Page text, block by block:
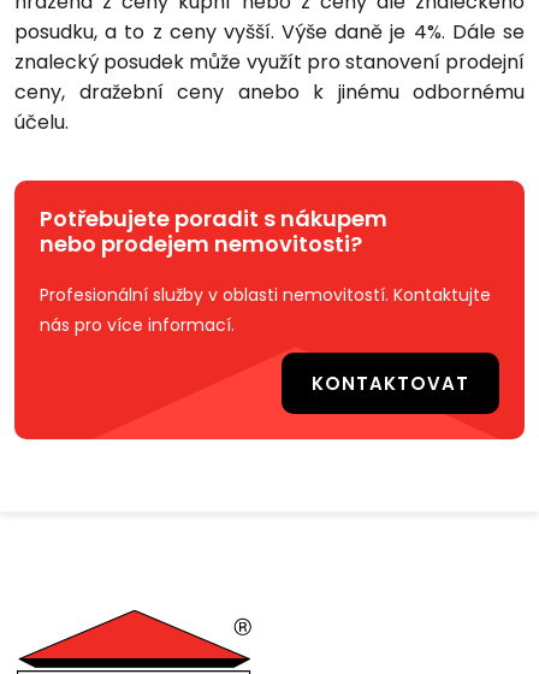
posudku, a to z ceny vyšší. Výše daně je 4%. Dále se
znalecký posudek může využít pro stanovení prodejní
ceny, dražební ceny anebo k jinému odbornému
účelu.
Potřebujete poradit s nákupem
nebo prodejem nemovitosti?
Profesionální služby v oblasti nemovitostí. Kontaktujte
nás pro více informací.
KONTAKTOVAT